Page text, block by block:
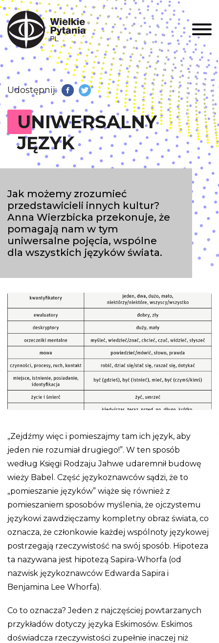
Udostępnij: Facebook
Twitter
UNIWERSALNY
JĘZYK
Jak możemy zrozumieć
przedstawicieli innych kultur?
Anna Wierzbicka przekonuje, że
pomagają nam w tym
uniwersalne pojęcia, wspólne
dla wszystkich języków świata.
„Zejdźmy więc i pomieszajmy tam ich język, aby
jeden nie rozumiał drugiego!”. W ten sposób
według Księgi Rodzaju Jahwe udaremnił budowę
wieży Babel. Część językoznawców sądzi, że to
„pomieszanie języków” wiąże się również z
pomieszaniem sposobów myślenia, że ojczystemu
językowi zawdzięczamy kompletny obraz świata, co
oznacza, że członkowie każdej wspólnoty językowej
postrzegają rzeczywistość na swój sposób. Hipoteza
ta nazywana jest hipotezą Sapira-Whorfa (od
nazwisk językoznawców Edwarda Sapira i
Benjamina Lee Whorfa).
Co to oznacza? Jeden z najczęściej powtarzanych
przykładów dotyczy języka Eskimosów. Eskimos
doświadcza rzeczywistości zupełnie inaczej niż